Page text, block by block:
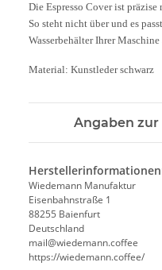
Die Espresso Cover ist
So steht nicht über und es
Wasserbehälter Ihrer Maschine
Material: Kunstleder schwarz
Angaben
Wiedemann Manufaktur
Eisenbahnstraße 1
88255 Baienfurt
Deutschland
mail@wiedemann.coffee
https://wiedemann.coffee/